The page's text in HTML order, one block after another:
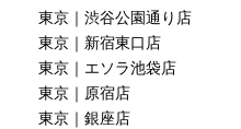
東京｜渋谷公園通り店
東京｜新宿東口店
東京｜エソラ池袋店
東京｜原宿店
東京｜銀座店